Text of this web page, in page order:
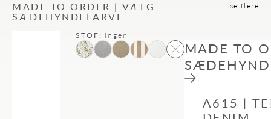
MADE TO ORDER | VÆLG
SÆDEHYNDEFARVE
... se flere
STOF: Ingen
MADE TO
A615 |